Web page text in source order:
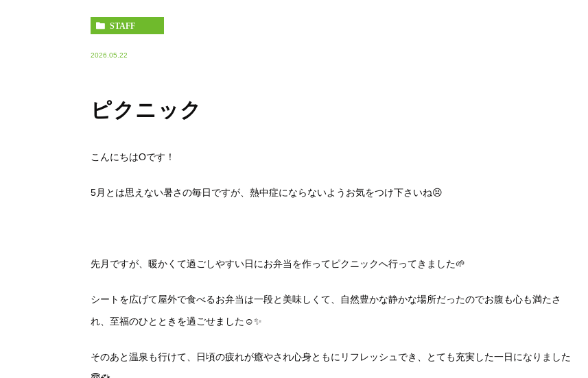
STAFF
2026.05.22
ピクニック
こんにちはOです！
5月とは思えない暑さの毎日ですが、熱中症にならないようお気をつけ下さいね😣
先月ですが、暖かくて過ごしやすい日にお弁当を作ってピクニックへ行ってきました🌱
シートを広げて屋外で食べるお弁当は一段と美味しくて、自然豊かな静かな場所だったのでお腹も心も満たさ
れ、至福のひとときを過ごせました☺️✨
そのあと温泉も行けて、日頃の疲れが癒やされ心身ともにリフレッシュでき、とても充実した一日になりました